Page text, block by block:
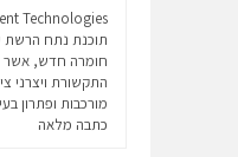
תוכנת נתח
חומרה חדש, אשר
התקשורת ויצרני
מורכבות ופתרון
כתבה מלאה